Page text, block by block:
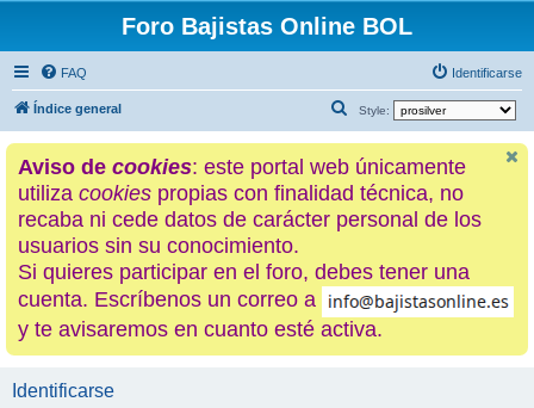
Foro Bajistas Online BOL
FAQ Identificarse
Índice general Style:
u
c
a
Aviso de cookies: este portal web únicamente
utiliza cookies propias con finalidad técnica, no
recaba ni cede datos de carácter personal de los
usuarios sin su conocimiento.
Si quieres participar en el foro, debes tener una
cuenta. Escríbenos un correo a
y te avisaremos en cuanto esté activa.
Identificarse